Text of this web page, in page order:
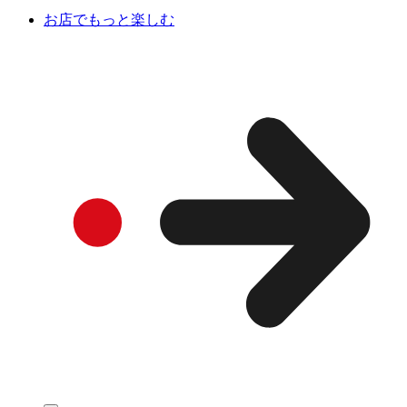
お店でもっと楽しむ